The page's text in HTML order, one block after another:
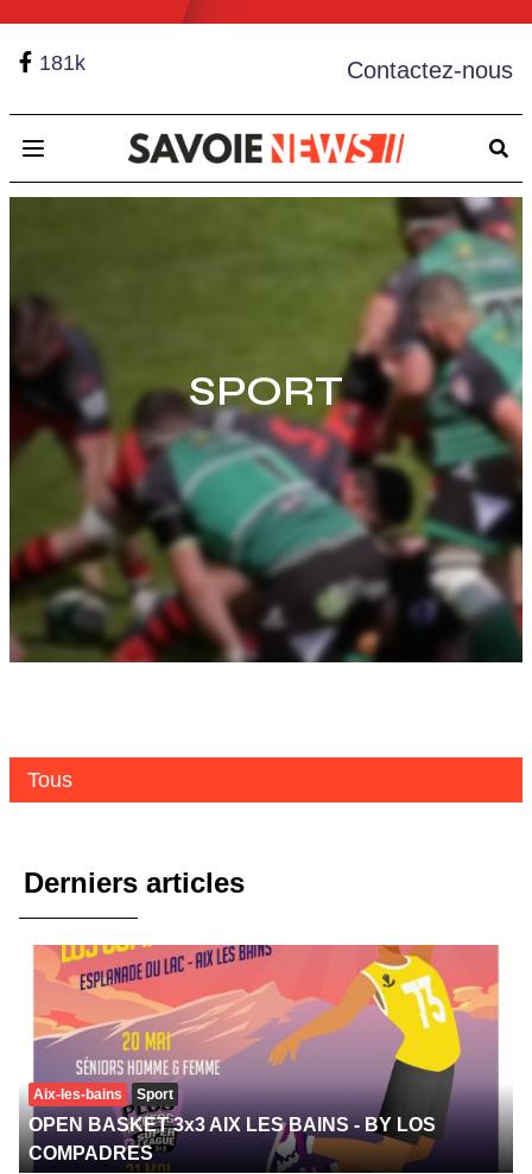
181k Contactez-nous
Open main menu
SPORT
Tous
Derniers articles
Aix-les-bains Sport
OPEN BASKET 3x3 AIX LES BAINS - BY LOS
COMPADRES